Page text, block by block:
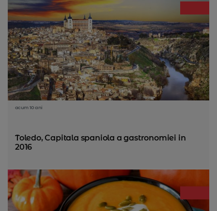
acum 10 ani
Toledo, Capitala spaniola a gastronomiei in
2016